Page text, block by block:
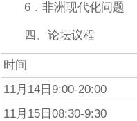
6．非洲现代化问题
四、论坛议程
时间
11月14日9:00-20:00
11月15日08:30-9:30